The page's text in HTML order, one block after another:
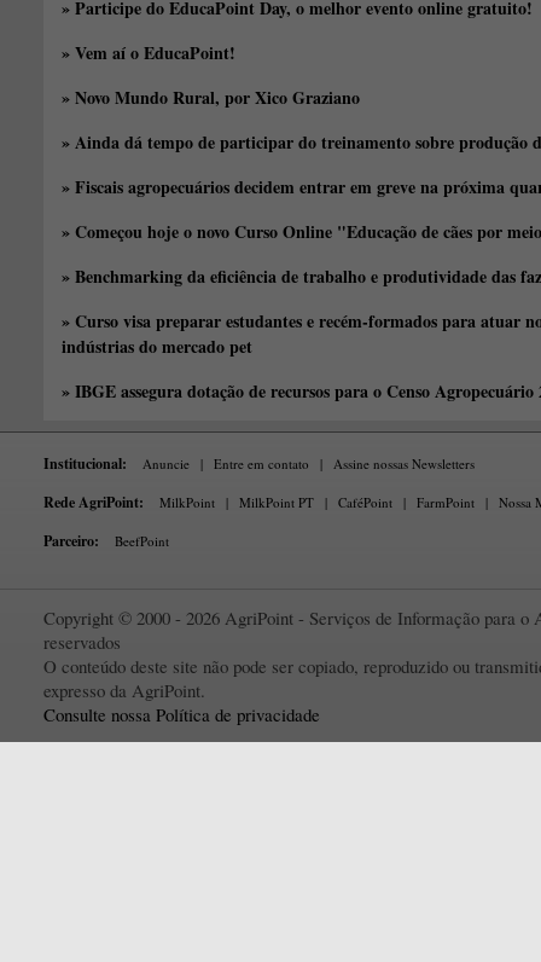
» Participe do EducaPoint Day, o melhor evento online gratuito!
» Vem aí o EducaPoint!
» Novo Mundo Rural, por Xico Graziano
» Ainda dá tempo de participar do treinamento sobre produção
» Fiscais agropecuários decidem entrar em greve na próxima
» Começou hoje o novo Curso Online "Educação de cães por
» Benchmarking da eficiência de trabalho e produtividade das
» Curso visa preparar estudantes e recém-formados para atuar
indústrias do mercado pet
» IBGE assegura dotação de recursos para o Censo Agropecuário
Institucional: Anuncie | Entre em contato | Assine nossas Newsletters
Rede AgriPoint: MilkPoint | MilkPoint PT | CaféPoint | FarmPoint | Nossa
Parceiro: BeefPoint
Copyright © 2000 - 2026 AgriPoint - Serviços de Informação para o
reservados
O conteúdo deste site não pode ser copiado, reproduzido ou
expresso da AgriPoint.
Consulte nossa Política de privacidade